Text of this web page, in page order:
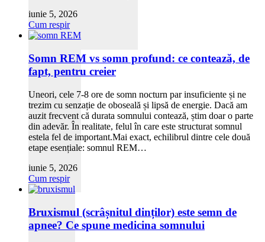
iunie 5, 2026
Cum respir
Somn REM vs somn profund: ce contează, de
fapt, pentru creier
Uneori, cele 7-8 ore de somn nocturn par insuficiente și ne
trezim cu senzație de oboseală și lipsă de energie. Dacă am
auzit frecvent că durata somnului contează, știm doar o parte
din adevăr. În realitate, felul în care este structurat somnul
estela fel de important.Mai exact, echilibrul dintre cele două
etape esențiale: somnul REM…
iunie 5, 2026
Cum respir
Bruxismul (scrâșnitul dinților) este semn de
apnee? Ce spune medicina somnului